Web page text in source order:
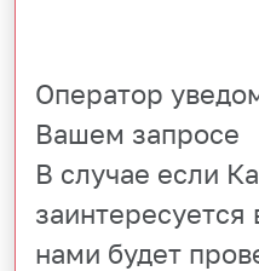
Оператор
Вашем запросе
В случае если
нами будет